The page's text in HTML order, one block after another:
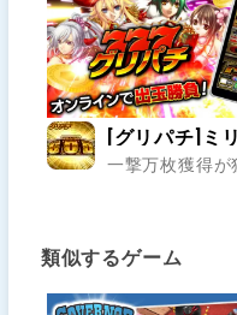
[グリパチ]ミ
一撃万枚獲得
類似するゲーム